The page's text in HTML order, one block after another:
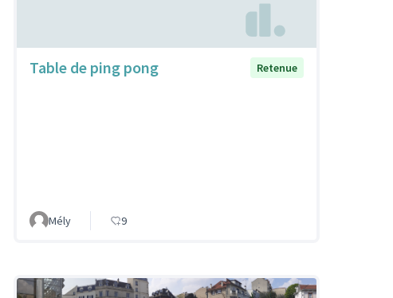
Table de ping pong Retenue
Mély 9